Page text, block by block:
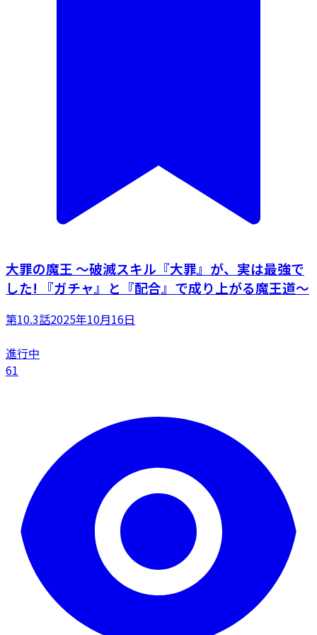
大罪の魔王 〜破滅スキル『大罪』が、実は最強で
した! 『ガチャ』と『配合』で成り上がる魔王道～
第10.3話2025年10月16日
進行中
61